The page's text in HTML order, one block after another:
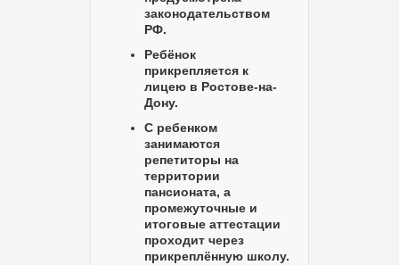
законодательством
РФ.
Ребёнок
прикрепляется к
лицею в Ростове-на-
Дону.
С ребенком
занимаются
репетиторы на
территории
пансионата, а
промежуточные и
итоговые аттестации
проходит через
прикреплённую школу.